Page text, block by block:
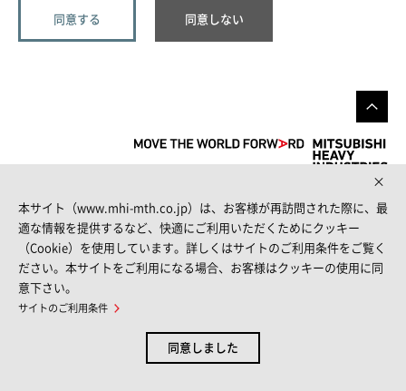
FOLLOW US
© MITSUBISHI HEAVY INDUSTRIES THERMAL SYSTEMS, LTD.
本サイト（www.mhi-mth.co.jp）は、お客様が再訪問された際に、最
適な情報を提供するなど、快適にご利用いただくためにクッキー
（Cookie）を使用しています。詳しくはサイトのご利用条件をご覧く
ださい。本サイトをご利用になる場合、お客様はクッキーの使用に同
意下さい。
サイトのご利用条件
同意しました